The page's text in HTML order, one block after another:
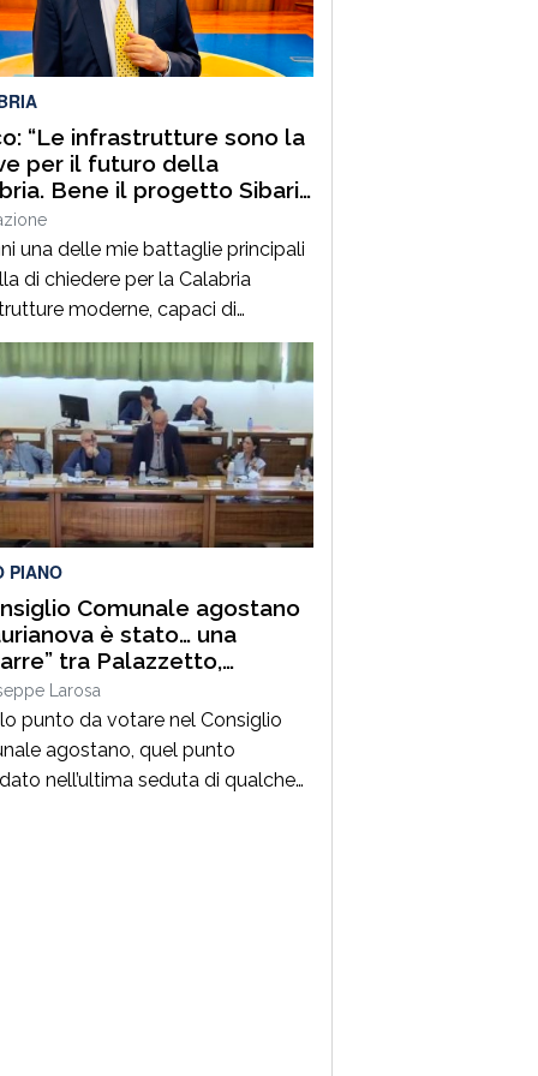
interesserà Contrada
Contrada Sbaratto e
dove saranno realizzati lavori
messa in […]
“Le infrastrutture sono la
per il futuro della
Bene il progetto Sibari
una delle mie battaglie principali
di chiedere per la Calabria
moderne, capaci di
sviluppo, creare opportunità e
quel divario che per troppo tempo
la nostra regione. La
in particolare, rappresenta un
straordinario sotto il profilo
turistico, agricolo, produttivo e
Un territorio, dalla […]
PIANO
Comunale agostano
è stato… una
tra Palazzetto,
e riscossione tributi. E
male che era un solo
Larosa
punto da votare nel Consiglio
agostano, quel punto
nell’ultima seduta di qualche